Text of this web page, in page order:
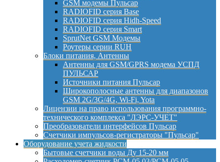
GSM модемы Пульсар
RADIOFID серия Base
RADIOFID серия Hidh-Speed
RADIOFID серия Smart
SprutNet GSM Модемы
Роутеры серии RUH
Блоки питания, Антенны
Антенны для GSM/GPRS модема УСПД
ПУЛЬСАР
Источники питания Пульсар
Широкополосные антенны для диапазонов
GSM 2G/3G/4G, Wi-Fi, Yota
Лицензии на право использования программно-
технического комплекса "ЛЭРС-УЧЕТ"
Преобразователи интерфейсов Пульсар
Счетчики импульсов-регистраторы "Пульсар"
Оборудование учета жидкости
Бытовые счетчики воды Ду 15-20 мм